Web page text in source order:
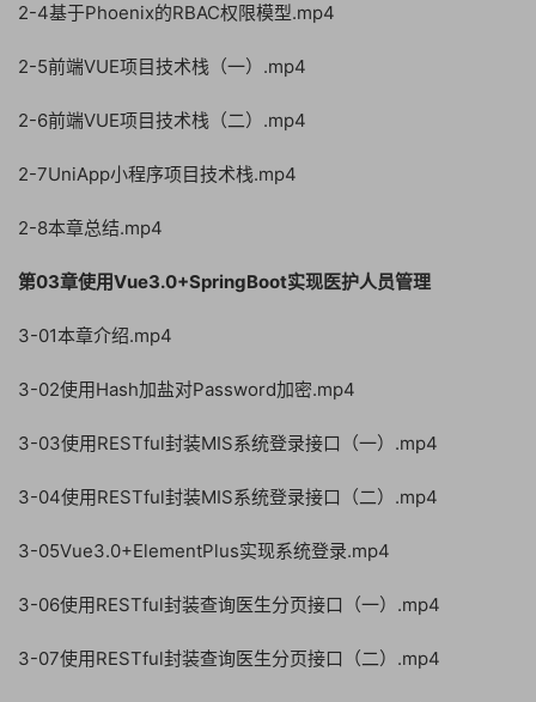
2-4基于Phoenix的RBAC权限模型.mp4
2-5前端VUE项目技术栈（一）.mp4
2-6前端VUE项目技术栈（二）.mp4
2-7UniApp小程序项目技术栈.mp4
2-8本章总结.mp4
第03章使用Vue3.0+SpringBoot实现医护人员管理
3-01本章介绍.mp4
3-02使用Hash加盐对Password加密.mp4
3-03使用RESTful封装MIS系统登录接口（一）.mp4
3-04使用RESTful封装MIS系统登录接口（二）.mp4
3-05Vue3.0+ElementPlus实现系统登录.mp4
3-06使用RESTful封装查询医生分页接口（一）.mp4
3-07使用RESTful封装查询医生分页接口（二）.mp4